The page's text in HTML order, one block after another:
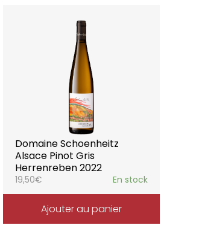
Domaine Schoenheitz
Alsace Pinot Gris
Herrenreben 2022
19,50€ En stock
Ajouter au panier